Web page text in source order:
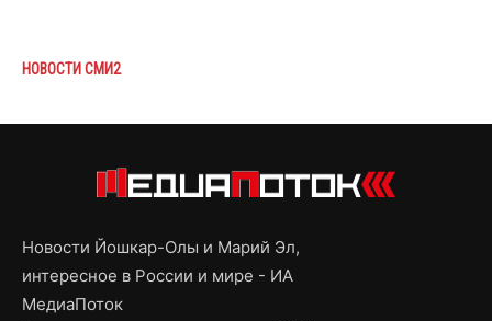
НОВОСТИ СМИ2
Новости Йошкар-Олы и Марий Эл,
интересное в России и мире - ИА
МедиаПоток